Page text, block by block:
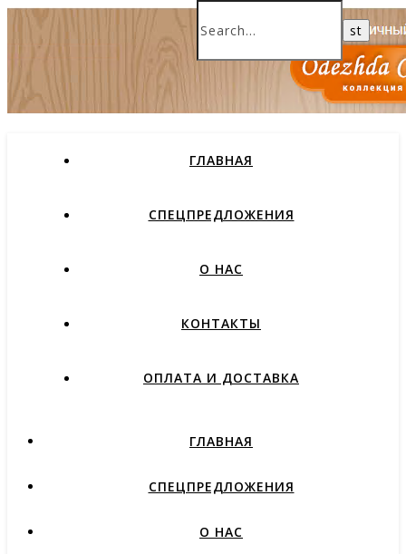
ГЛАВНАЯ
СПЕЦПРЕДЛОЖЕНИЯ
О НАС
КОНТАКТЫ
ОПЛАТА И ДОСТАВКА
ГЛАВНАЯ
СПЕЦПРЕДЛОЖЕНИЯ
О НАС